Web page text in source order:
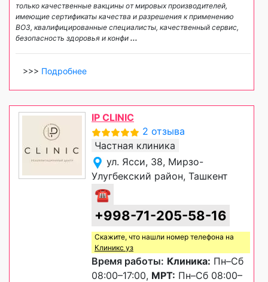
только качественные вакцины от мировых производителей,
имеющие сертификаты качества и разрешения к применению
ВОЗ, квалифицированные специалисты, качественный сервис,
безопасность здоровья и конфи ...
>>> Подробнее
IP CLINIC
2 отзыва
Частная клиника
ул. Ясси, 38, Мирзо-
Улугбекский район, Ташкент
☎
+998-71-205-58-16
Скажите, что нашли номер телефона на
Клиникс уз
Время работы: Клиника: Пн–Сб
08:00–17:00, МРТ: Пн–Сб 08:00–